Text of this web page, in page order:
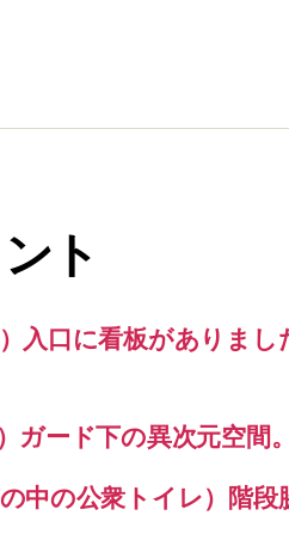
ト
入口に看板がありまし
ガード下の異次元空間。
中の公衆トイレ）階段